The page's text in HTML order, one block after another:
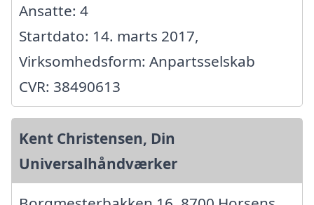
Ansatte: 4
Startdato: 14. marts 2017,
Virksomhedsform: Anpartsselskab
CVR: 38490613
Kent Christensen, Din
Universalhåndværker